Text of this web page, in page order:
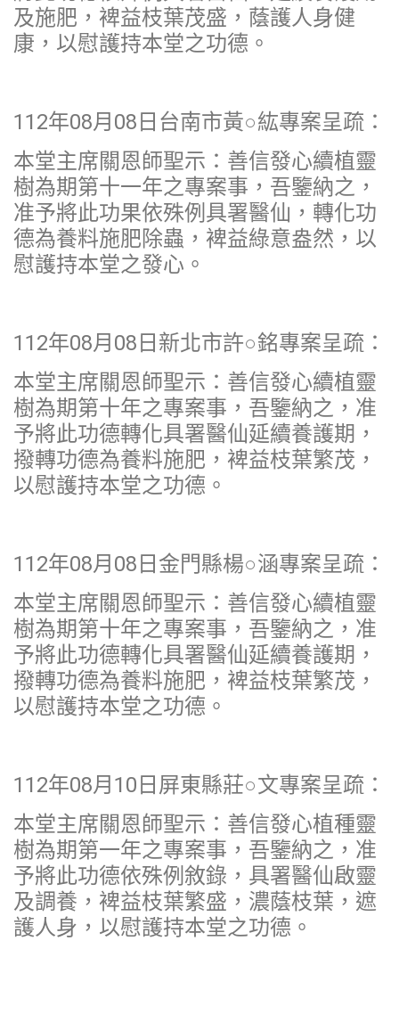
及施肥，裨益枝葉茂盛，蔭護人身健
康，以慰護持本堂之功德。
112年08月08日台南市黃○紘專案呈疏：
本堂主席關恩師聖示：善信發心續植靈
樹為期第十一年之專案事，吾鑒納之，
准予將此功果依殊例具署醫仙，轉化功
德為養料施肥除蟲，裨益綠意盎然，以
慰護持本堂之發心。
112年08月08日新北市許○銘專案呈疏：
本堂主席關恩師聖示：善信發心續植靈
樹為期第十年之專案事，吾鑒納之，准
予將此功德轉化具署醫仙延續養護期，
撥轉功德為養料施肥，裨益枝葉繁茂，
以慰護持本堂之功德。
112年08月08日金門縣楊○涵專案呈疏：
本堂主席關恩師聖示：善信發心續植靈
樹為期第十年之專案事，吾鑒納之，准
予將此功德轉化具署醫仙延續養護期，
撥轉功德為養料施肥，裨益枝葉繁茂，
以慰護持本堂之功德。
112年08月10日屏東縣莊○文專案呈疏：
本堂主席關恩師聖示：善信發心植種靈
樹為期第一年之專案事，吾鑒納之，准
予將此功德依殊例敘錄，具署醫仙啟靈
及調養，裨益枝葉繁盛，濃蔭枝葉，遮
護人身，以慰護持本堂之功德。